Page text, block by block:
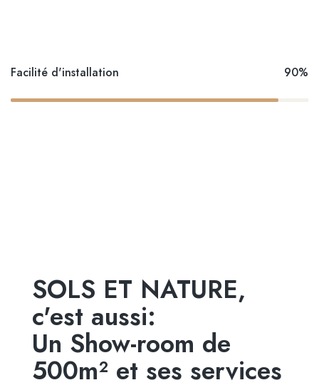
Facilité d'installation 90%
SOLS ET NATURE,
c'est aussi:
Un Show-room de
500m² et ses services